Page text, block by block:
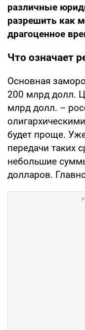
различные
разрешить как
драгоценное
Что означает
Основная
200 млрд долл.
млрд долл. –
будет проще.
передачи таких
небольшие
долларов.